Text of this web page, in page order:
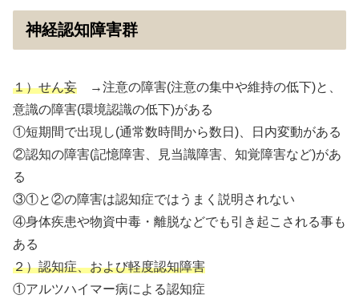
神経認知障害群
１）せん妄 →注意の障害(注意の集中や維持の低下)と、
意識の障害(環境認識の低下)がある
①短期間で出現し(通常数時間から数日)、日内変動がある
②認知の障害(記憶障害、見当識障害、知覚障害など)があ
る
③①と②の障害は認知症ではうまく説明されない
④身体疾患や物資中毒・離脱などでも引き起こされる事も
ある
２）認知症、および軽度認知障害
①アルツハイマー病による認知症